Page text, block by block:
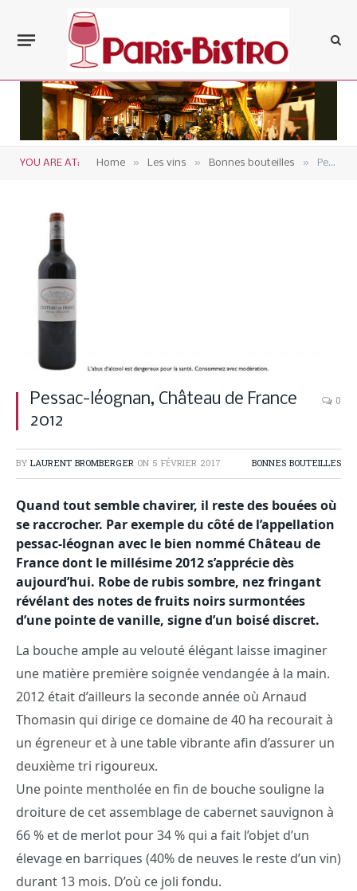
YOU ARE AT: Home » Les vins » Bonnes bouteilles » Pessac-léognan, Château de France 2012
Pessac-léognan, Château de France
2012
0
BY LAURENT BROMBERGER ON 5 FÉVRIER 2017 BONNES BOUTEILLES
Quand tout semble chavirer, il reste des bouées où
se raccrocher. Par exemple du côté de l’appellation
pessac-léognan avec le bien nommé Château de
France dont le millésime 2012 s’apprécie dès
aujourd’hui. Robe de rubis sombre, nez fringant
révélant des notes de fruits noirs surmontées
d’une pointe de vanille, signe d’un boisé discret.
La bouche ample au velouté élégant laisse imaginer
une matière première soignée vendangée à la main.
2012 était d’ailleurs la seconde année où Arnaud
Thomasin qui dirige ce domaine de 40 ha recourait à
un égreneur et à une table vibrante afin d’assurer un
deuxième tri rigoureux.
Une pointe mentholée en fin de bouche souligne la
droiture de cet assemblage de cabernet sauvignon à
66 % et de merlot pour 34 % qui a fait l’objet d’un
élevage en barriques (40% de neuves le reste d’un vin)
durant 13 mois. D’où ce joli fondu.